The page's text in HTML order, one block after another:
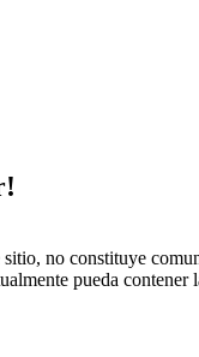
no constituye
pueda